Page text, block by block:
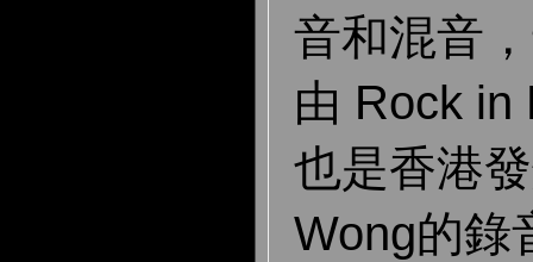
音和混音
由 Rock in
也是香港
Wong的錄